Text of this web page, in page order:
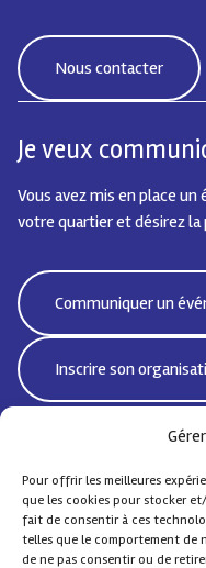
Pour offrir les meilleures
que les cookies pour stocker
fait de consentir à ces
telles que le comportement de
de ne pas consentir ou de
Nous contacter
Je veux
Vous avez mis en place
votre quartier et désirez la
Communiquer un
Inscrire son
Bd Emile